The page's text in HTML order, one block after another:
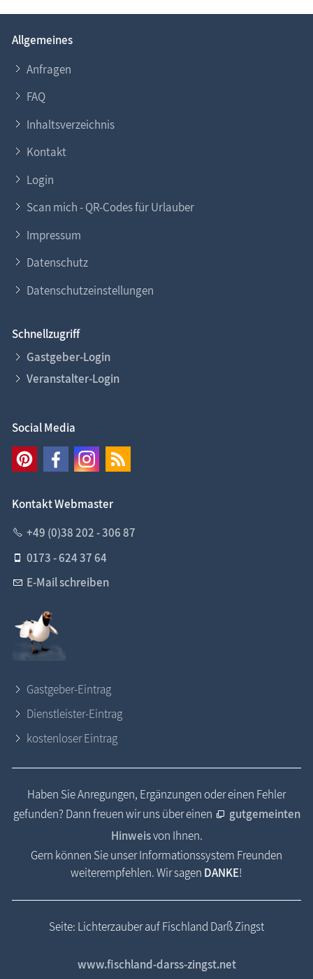
Allgemeines
Anfragen
FAQ
Inhaltsverzeichnis
Kontakt
Login
Scan mich - QR-Codes für Urlauber
Impressum
Datenschutz
Datenschutzeinstellungen
Schnellzugriff
Gastgeber-Login
Veranstalter-Login
Social Media
Kontakt Webmaster
+49 (0)38 202 - 306 87
0173 - 624 37 64
E-Mail schreiben
Gastgeber-Eintrag
Dienstleister-Eintrag
kostenloser Eintrag
Haben Sie Anregungen, Ergänzungen oder einen Fehler
gefunden? Dann freuen wir uns über einen
gutgemeinten
Hinweisvon Ihnen.
Gern können Sie unser Informationssystem Freunden
weiterempfehlen. Wir sagen DANKE!
Seite: Lichterzauber auf Fischland Darß Zingst
www.fischland-darss-zingst.net